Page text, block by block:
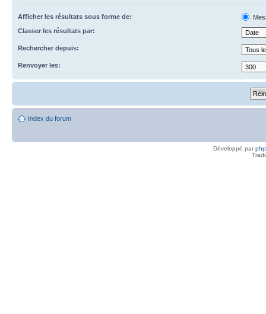
Afficher les résultats sous forme de:
Classer les résultats par:
Rechercher depuis:
Renvoyer les:
Index du forum
Développé par